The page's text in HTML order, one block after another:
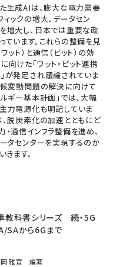
生成AIは、膨大な電力需要
ィックの増大、データセン
増大し、日本では重要な政
ています。これらの整備を見
ット）と通信（ビット）の効
向けた「ワット・ビット連携
が発足され議論されていま
候変動問題の解決に向けて
ギー基本計画」では、大幅
力電源化も明記していま
、脱炭素化の加速とともにど
・通信インフラ整備を進め、
タセンターを実現するのか
ます。
教科書シリーズ 続・5G
から6Gまで
雅宣 編著